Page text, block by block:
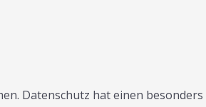
Datenschutz hat einen